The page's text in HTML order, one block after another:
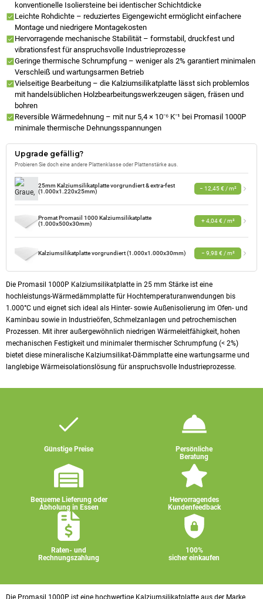
Die Promasil 1000P Kalziumsilikatplatte in 25 mm Stärke ist eine
hochleistungs-Wärmedämmplatte für Hochtemperaturanwendungen bis
1.000°C und eignet sich ideal als Hinter- sowie Außenisolierung im Ofen- und
Kaminbau sowie in Industrieöfen, Schmelzanlagen und petrochemischen
Prozessen. Mit ihrer außergewöhnlich niedrigen Wärmeleitfähigkeit, hohen
mechanischen Festigkeit und minimaler thermischer Schrumpfung (< 2%)
bietet diese mineralische Kalziumsilikat-Dämmplatte eine wartungsarme und
langlebige Wärmeisolationslösung für anspruchsvolle Industrieprozesse.
konventionelle Isoliersteine bei identischer Schichtdicke
Leichte Rohdichte – reduziertes Eigengewicht ermöglicht einfachere
Montage und niedrigere Montagekosten
Hervorragende mechanische Stabilität – formstabil, druckfest und
vibrationsfest für anspruchsvolle Industrieprozesse
Geringe thermische Schrumpfung – weniger als 2% garantiert minimalen
Verschleiß und wartungsarmen Betrieb
Vielseitige Bearbeitung – die Kalziumsilikatplatte lässt sich problemlos
mit handelsüblichen Holzbearbeitungswerkzeugen sägen, fräsen und
bohren
Reversible Wärmedehnung – mit nur 5,4 × 10⁻⁶ K⁻¹ bei Promasil 1000P
minimale thermische Dehnungsspannungen
Upgrade gefällig?
Probieren Sie doch eine andere Plattenklasse oder Plattenstärke aus.
25mm Kalziumsilikatplatte vorgrundiert & extra-fest
(1.000x1.220x25mm) − 12,45 € / m²
Promat Promasil 1000 Kalziumsilikatplatte
(1.000x500x30mm) + 4,04 € / m²
Kalziumsilikatplatte vorgrundiert (1.000x1.000x30mm) − 9,98 € / m²
Günstige Preise
Persönliche
Beratung
Bequeme Lieferung oder
Abholung in Essen
Hervorragendes
Kundenfeedback
Raten- und
Rechnungszahlung
100%
sicher einkaufen
Die Promasil 1000P ist eine hochwertige Kalziumsilikatplatte aus der Marke